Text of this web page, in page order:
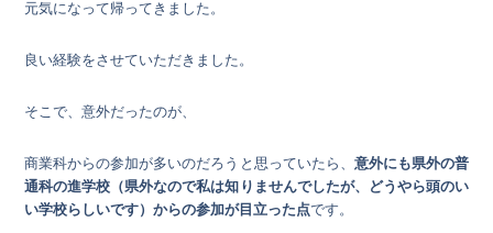
元気になって帰ってきました。
良い経験をさせていただきました。
そこで、意外だったのが、
商業科からの参加が多いのだろうと思っていたら、 意外にも県外の普
通科の進学校（県外なので私は知りませんでしたが、どうやら頭のい
い学校らしいです）からの参加が目立った点です。